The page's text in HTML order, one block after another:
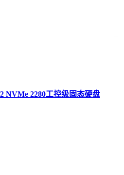
NVMe 2280工控级固态硬盘